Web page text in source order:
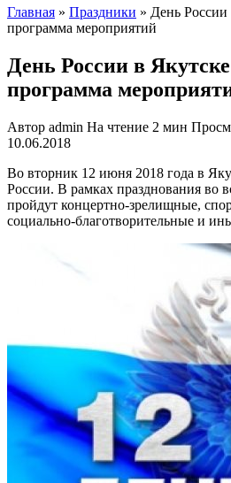
Главная » Праздники » День
программа мероприятий
День России в
программа
Автор admin На чтение 2 мин
10.06.2018
Во вторник 12 июня 2018 года в
России. В рамках празднования во
пройдут концертно-зрелищные,
социально-благотворительные и